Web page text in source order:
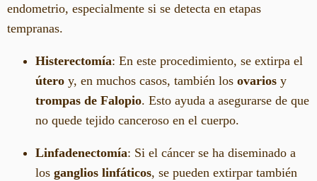
endometrio, especialmente si se detecta en etapas
tempranas.
Histerectomía: En este procedimiento, se extirpa el
útero y, en muchos casos, también los ovarios y
trompas de Falopio. Esto ayuda a asegurarse de que
no quede tejido canceroso en el cuerpo.
Linfadenectomía: Si el cáncer se ha diseminado a
los ganglios linfáticos, se pueden extirpar también